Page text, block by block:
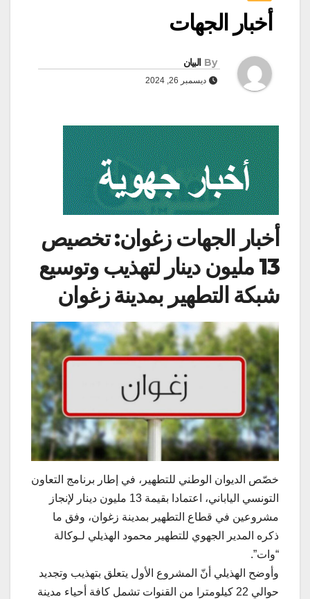
أخبار الجهات
By البيان
ديسمبر 26, 2024
أخبار الجهات زغوان: تخصيص
13 مليون دينار لتهذيب وتوسيع
شبكة التطهير بمدينة زغوان
خصّص الديوان الوطني للتطهير، في إطار برنامج التعاون
التونسي الياباني، اعتمادا بقيمة 13 مليون دينار لإنجاز
مشروعين في قطاع التطهير بمدينة زغوان، وفق ما
ذكره المدير الجهوي للتطهير محمود الهذيلي لـوكالة
“وات”.
وأوضح الهذيلي أنّ المشروع الأول يتعلق بتهذيب وتجديد
حوالي 22 كيلومترا من القنوات تشمل كافة أحياء مدينة